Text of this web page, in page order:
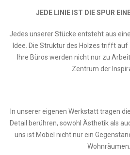
JEDE LINIE IST DIE SPUR
Jedes unserer Stücke entsteht aus
Idee. Die Struktur des Holzes trifft auf
Ihre Büros werden nicht nur zu
Zentrum der
In unserer eigenen Werkstatt tragen
Detail berühren, sowohl Ästhetik als
uns ist Möbel nicht nur ein
Wohnräumen.